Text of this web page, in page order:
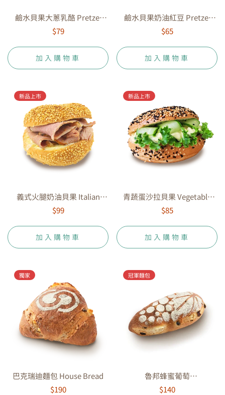
鹼水貝果大蔥乳酪 Pretzel
Bagel With Scallion Cream
$79
加入購物車
鹼水貝果奶油紅豆 Pretzel
Bagel With Red Bean Butter
$65
加入購物車
新品上市
義式火腿奶油貝果 Italian
Ham With Butter Bagel
$99
加入購物車
新品上市
青蔬蛋沙拉貝果 Vegetable
Egg Salad Bagel
$85
加入購物車
獨家
巴克瑞迪麵包 House Bread
$190
冠軍麵包
魯邦蜂蜜葡萄
CaliforniaRaisin Bread
$140